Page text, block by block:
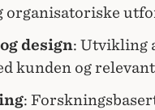
organisatoriske
design: Utvikling
kunden og
: